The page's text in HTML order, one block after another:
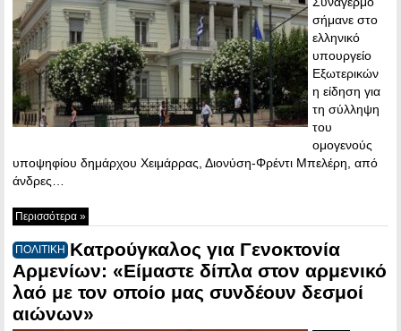
σήμανε στο
ελληνικό
υπουργείο
Εξωτερικών
η είδηση για
τη σύλληψη
του
ομογενούς
υποψηφίου δημάρχου Χειμάρρας, Διονύση-Φρέντι Μπελέρη, από
άνδρες…
Περισσότερα »
ΠΟΛΙΤΙΚΗ Κατρούγκαλος για Γενοκτονία
Αρμενίων: «Είμαστε δίπλα στον αρμενικό
λαό με τον οποίο μας συνδέουν δεσμοί
αιώνων»